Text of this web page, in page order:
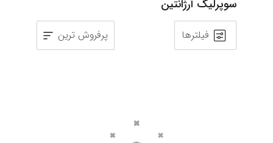
سوپرلیگ آرژانتین
فیلترها پرفروش ترین